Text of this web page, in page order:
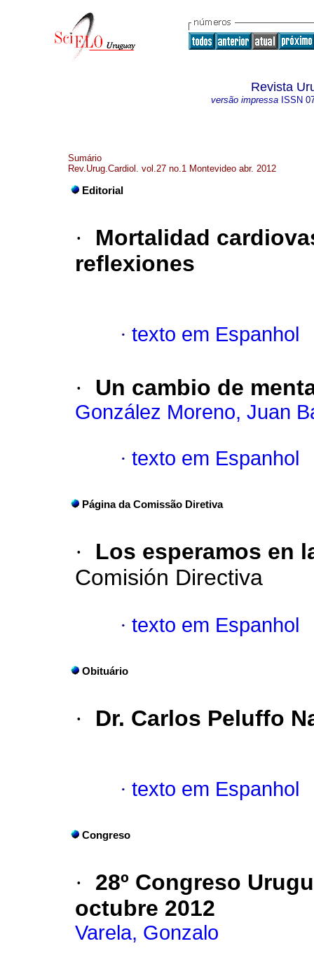
Revista
versão impressa ISSN
Sumário
Rev.Urug.Cardiol. vol.27 no.1 Montevideo abr. 2012
Editorial
·
Mortalidad
reflexiones
· texto em Espanhol
· Un cambio de
González Moreno, Juan
· texto em Espanhol
Página da Comissão Diretiva
·
Los esperamos en
Comisión Directiva
· texto em Espanhol
Obituário
· Dr. Carlos Peluffo
· texto em Espanhol
Congreso
·
28º Congreso
octubre 2012
Varela, Gonzalo